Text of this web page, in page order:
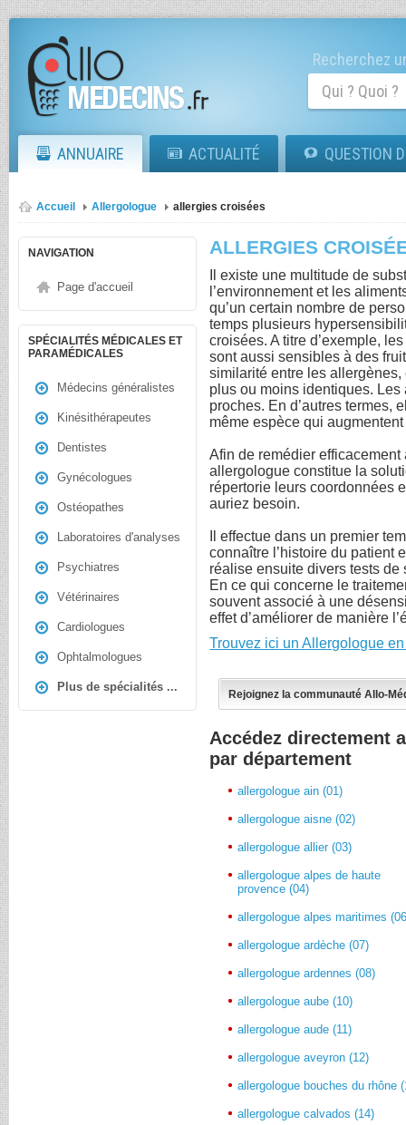
Recherchez
ANNUAIRE ACTUALITÉ QUESTION
Accueil Allergologue allergies croisées
NAVIGATION
Page d'accueil
SPÉCIALITÉS MÉDICALES ET
PARAMÉDICALES
Médecins généralistes
Kinésithérapeutes
Dentistes
Gynécologues
Ostéopathes
Laboratoires d'analyses
Psychiatres
Vétérinaires
Cardiologues
Ophtalmologues
Plus de spécialités ...
ALLERGIES
Il existe une multitude de
l’environnement et les
qu’un certain nombre de
temps plusieurs
croisées. A titre d’exemple,
sont aussi sensibles à des
similarité entre les
plus ou moins identiques.
proches. En d’autres termes,
même espèce qui
Afin de remédier
allergologue constitue la
répertorie leurs coordonnées
auriez besoin.
Il effectue dans un premier
connaître l’histoire du patient
réalise ensuite divers tests
En ce qui concerne le
souvent associé à une
effet d’améliorer de manière
Trouvez ici un Allergologue
Rejoignez la communauté Allo-
Accédez directement
par département
allergologue ain (01)
allergologue aisne (02)
allergologue allier (03)
allergologue alpes de haute
provence (04)
allergologue alpes maritimes
allergologue ardèche (07)
allergologue ardennes (08)
allergologue aube (10)
allergologue aude (11)
allergologue aveyron (12)
allergologue bouches du rhône
allergologue calvados (14)